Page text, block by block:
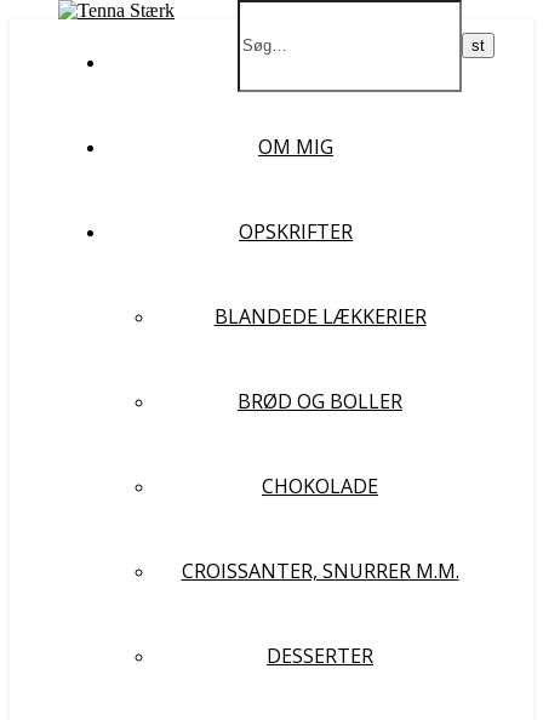
FORSIDE
OM MIG
OPSKRIFTER
BLANDEDE LÆKKERIER
BRØD OG BOLLER
CHOKOLADE
CROISSANTER, SNURRER M.M.
DESSERTER